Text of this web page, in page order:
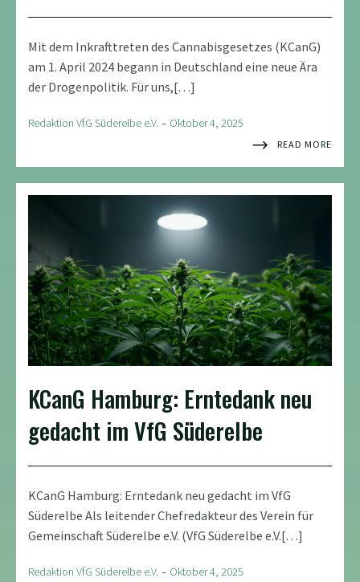
Mit dem Inkrafttreten des Cannabisgesetzes (KCanG)
am 1. April 2024 begann in Deutschland eine neue Ära
der Drogenpolitik. Für uns,[…]
Redaktion VfG Süderelbe e.V. - Oktober 4, 2025
READ MORE
KCanG Hamburg: Erntedank neu
gedacht im VfG Süderelbe
KCanG Hamburg: Erntedank neu gedacht im VfG
Süderelbe Als leitender Chefredakteur des Verein für
Gemeinschaft Süderelbe e.V. (VfG Süderelbe e.V.[…]
Redaktion VfG Süderelbe e.V. - Oktober 4, 2025